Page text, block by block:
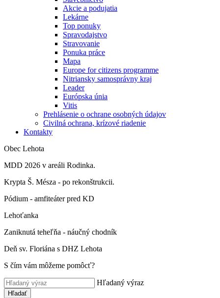
Akcie a podujatia
Lekárne
Top ponuky
Spravodajstvo
Stravovanie
Ponuka práce
Mapa
Europe for citizens programme
Nitriansky samosprávny kraj
Leader
Európska únia
Vitis
Prehlásenie o ochrane osobných údajov
Civilná ochrana, krízové riadenie
Kontakty
Obec Lehota
MDD 2026 v areáli Rodinka.
Krypta Š. Mésza - po rekonštrukcii.
Pódium - amfiteáter pred KD
Lehoťanka
Zaniknutá teheľňa - náučný chodník
Deň sv. Floriána s DHZ Lehota
S čím vám môžeme pomôcť?
Hľadaný výraz
Hľadať